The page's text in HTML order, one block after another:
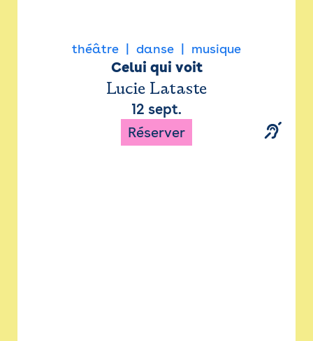
théâtre danse musique
Celui qui voit
Lucie Lataste
12 sept.
Réserver